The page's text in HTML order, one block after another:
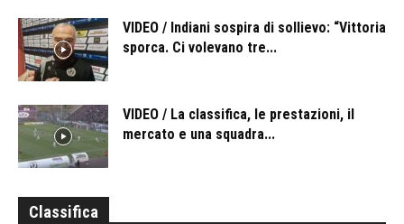
VIDEO / Indiani sospira di sollievo: “Vittoria
sporca. Ci volevano tre...
VIDEO / La classifica, le prestazioni, il
mercato e una squadra...
Classifica